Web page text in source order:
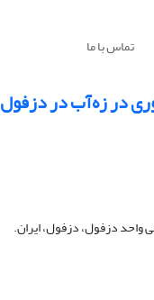
تماس با ما
در زه‌آب در دزفول
دزفول، دزفول، ایران.